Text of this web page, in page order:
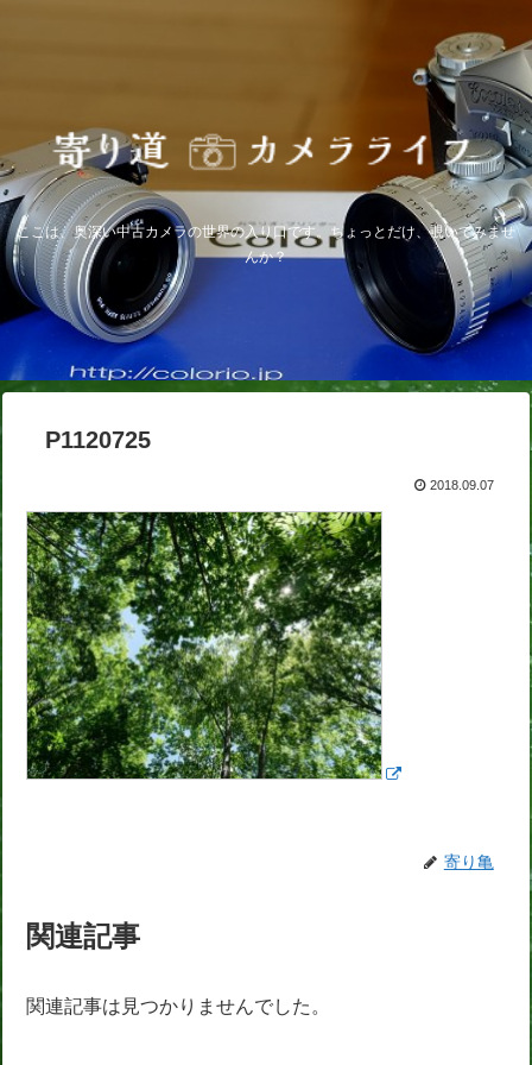
ここは、奥深い中古カメラの世界の入り口です。ちょっとだけ、覗いてみませ
んか？
P1120725
2018.09.07
寄り亀
関連記事
関連記事は見つかりませんでした。